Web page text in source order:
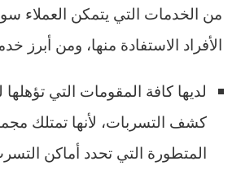
من الخدمات التي يتمكن العملاء
الأفراد الاستفادة منها، ومن أبرز
لديها كافة المقومات التي
كشف التسربات، لأنها تمتلك
المتطورة التي تحدد أماكن